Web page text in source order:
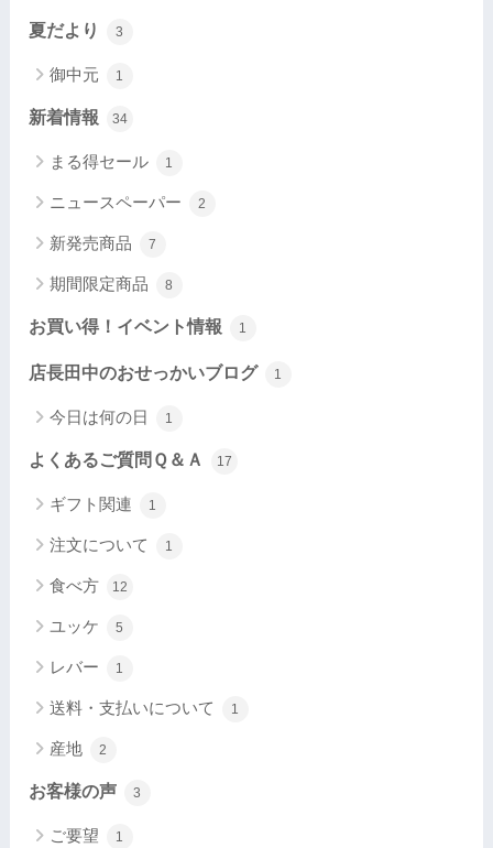
夏だより 3
御中元 1
新着情報 34
まる得セール 1
ニュースペーパー 2
新発売商品 7
期間限定商品 8
お買い得！イベント情報 1
店長田中のおせっかいブログ 1
今日は何の日 1
よくあるご質問Ｑ＆Ａ 17
ギフト関連 1
注文について 1
食べ方 12
ユッケ 5
レバー 1
送料・支払いについて 1
産地 2
お客様の声 3
ご要望 1